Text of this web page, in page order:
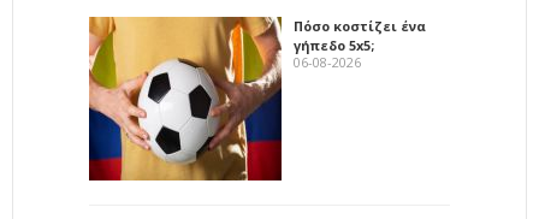
Πόσο κοστίζει ένα
γήπεδο 5x5;
06-08-2026